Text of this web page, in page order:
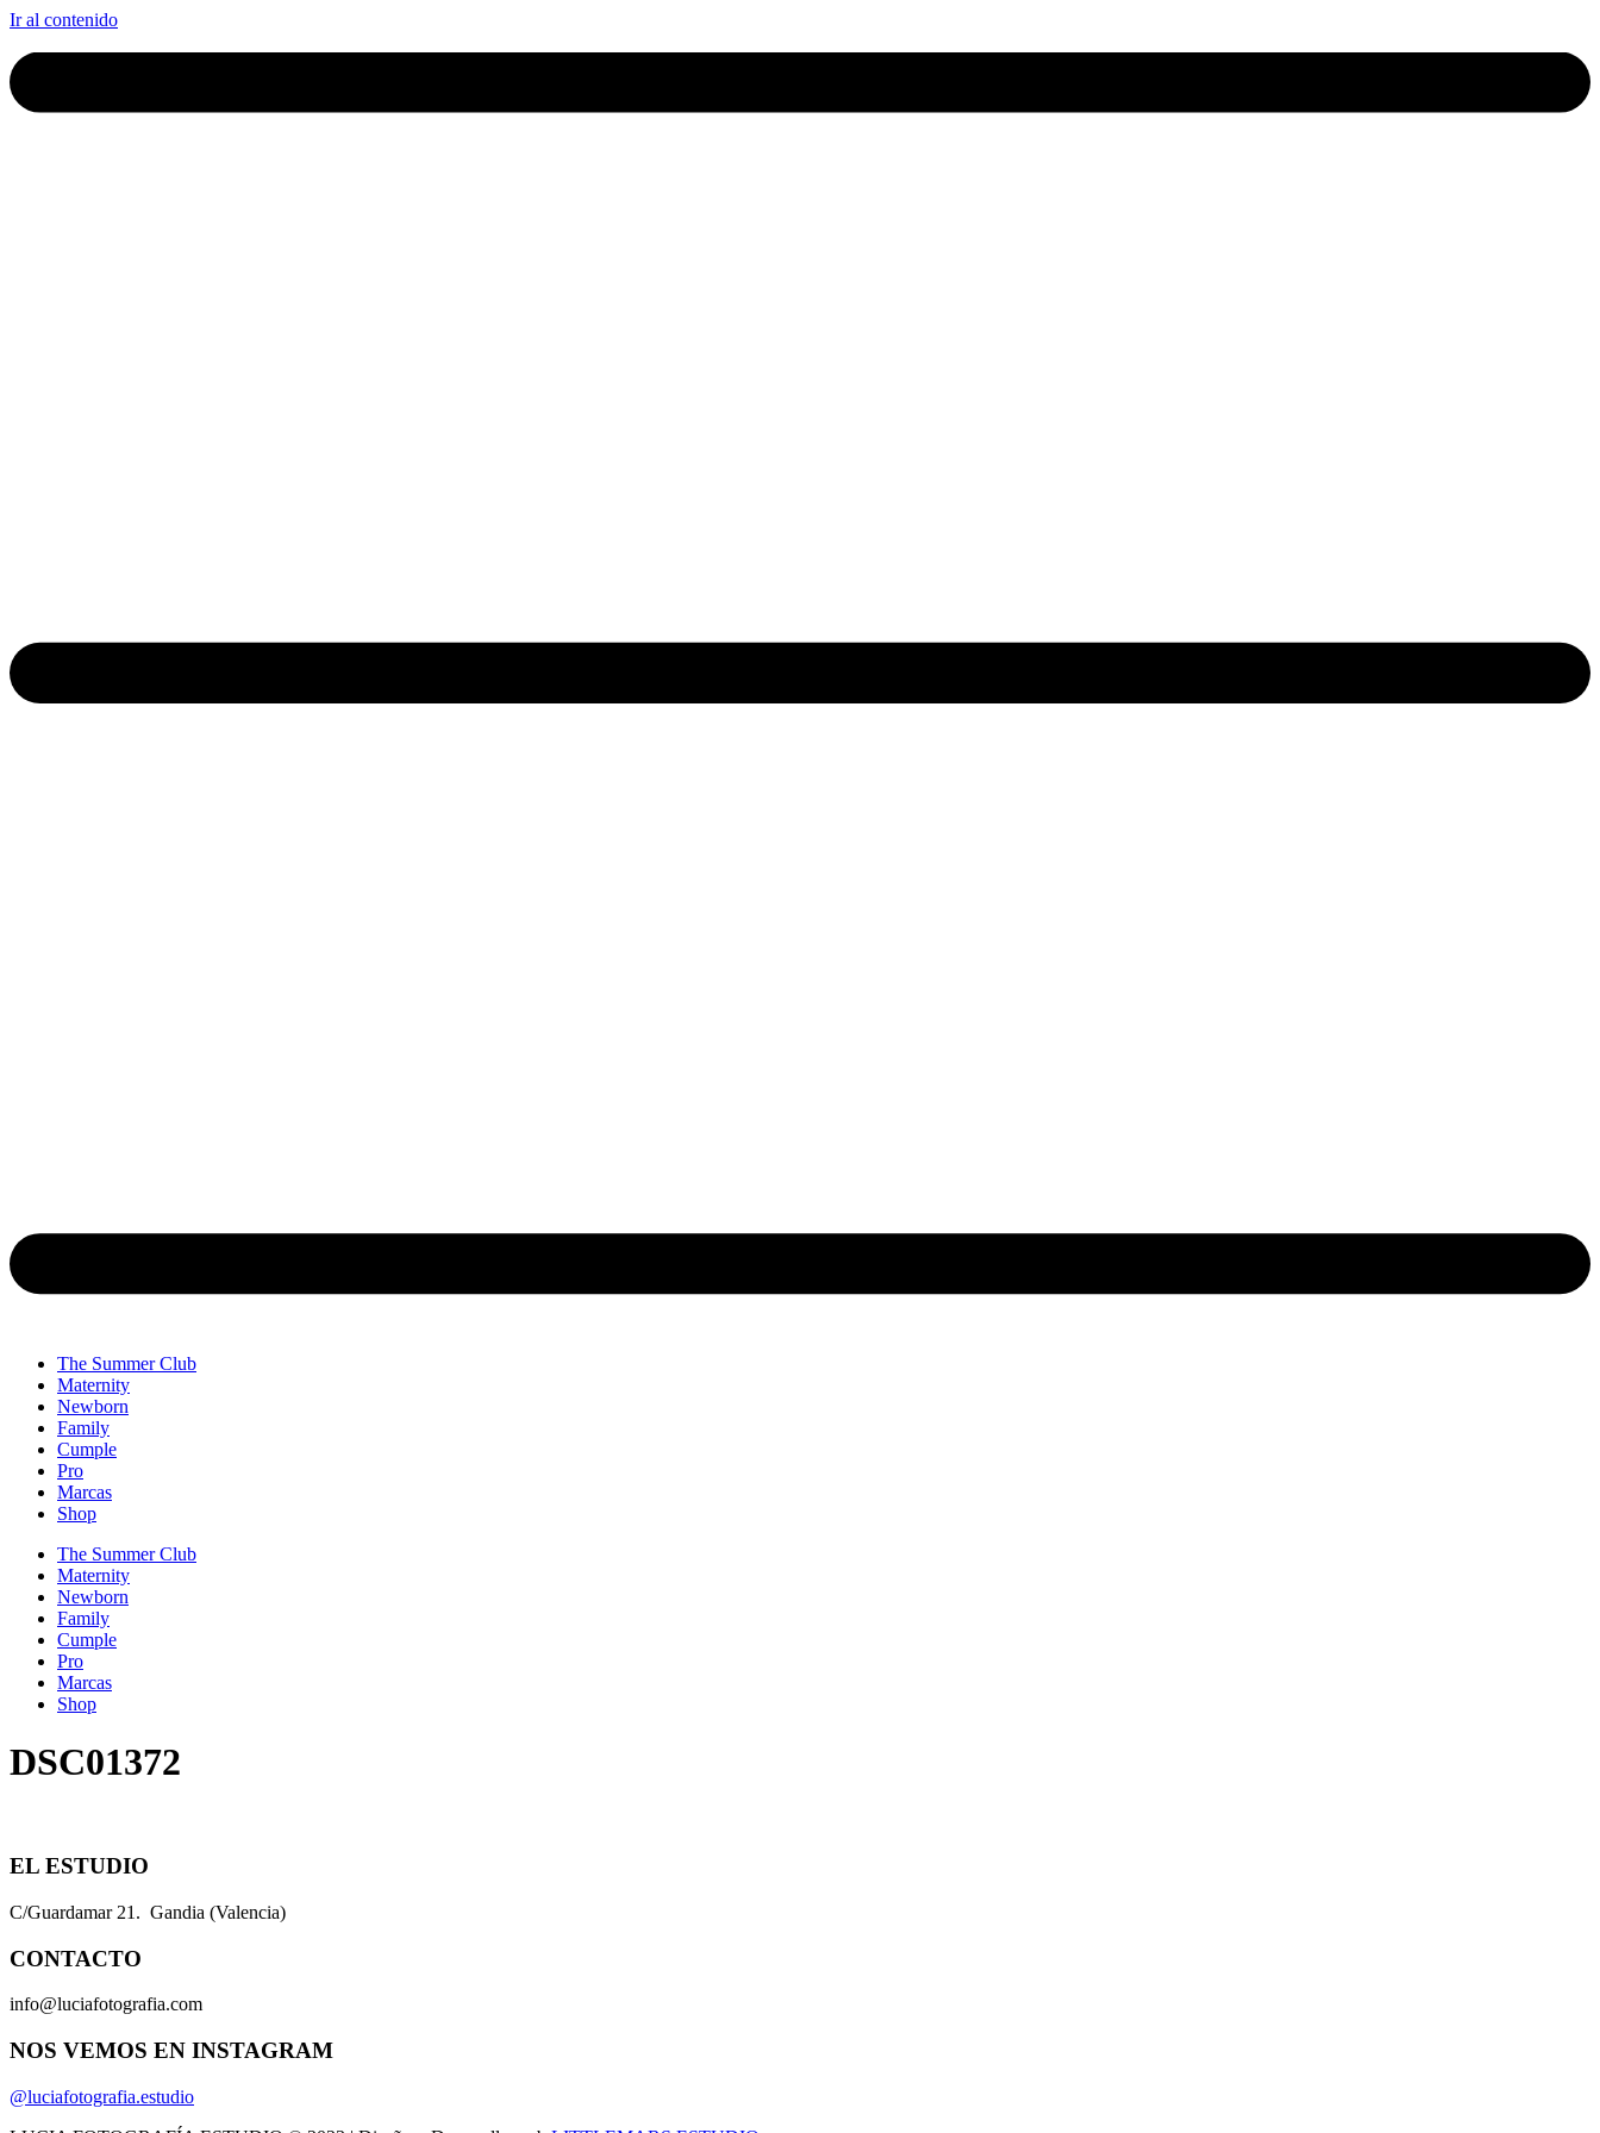
Ir al contenido
The Summer Club
Maternity
Newborn
Family
Cumple
Pro
Marcas
Shop
The Summer Club
Maternity
Newborn
Family
Cumple
Pro
Marcas
Shop
DSC01372
EL ESTUDIO
C/Guardamar 21. Gandia (Valencia)
CONTACTO
info@luciafotografia.com
NOS VEMOS EN INSTAGRAM
@luciafotografia.estudio